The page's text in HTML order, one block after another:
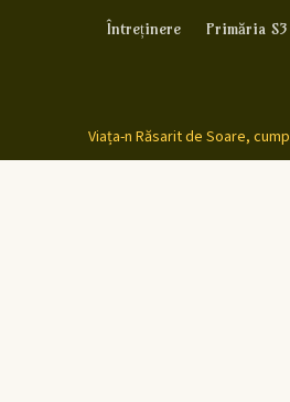
Întreținere
Primăria S3
Viața-n Răsarit de Soare,